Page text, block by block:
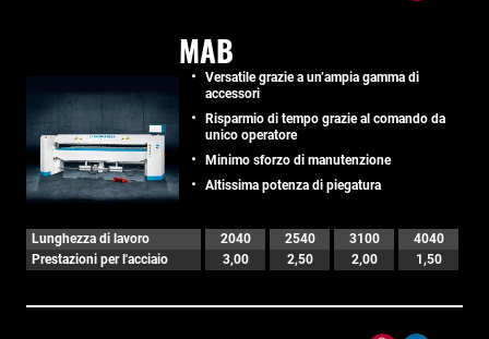
MAB
Versatile grazie a un’ampia gamma di
accessori
Risparmio di tempo grazie al comando da
unico operatore
Minimo sforzo di manutenzione
Altissima potenza di piegatura
Lunghezza di lavoro 2040 2540 3100
4040
Prestazioni per l'acciaio
3,00 2,50 2,00 1,50